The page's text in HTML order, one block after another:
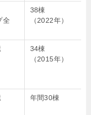
全
38棟
（2022年）
34棟
（2015年）
年間30棟